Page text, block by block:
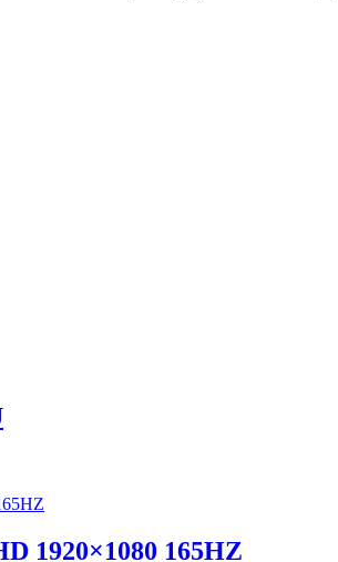
1920×1080 165HZ